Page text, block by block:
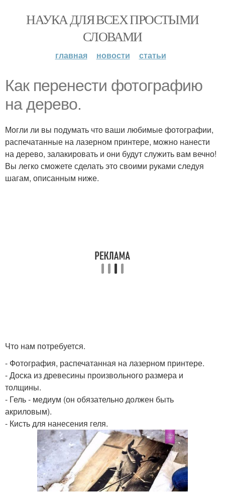
НАУКА ДЛЯ ВСЕХ ПРОСТЫМИ
СЛОВАМИ
главная новости статьи
Как перенести фотографию
на дерево.
Могли ли вы подумать что ваши любимые фотографии,
распечатанные на лазерном принтере, можно нанести
на дерево, залакировать и они будут служить вам вечно!
Вы легко сможете сделать это своими руками следуя
шагам, описанным ниже.
Что нам потребуется.
- Фотография, распечатанная на лазерном принтере.
- Доска из древесины произвольного размера и
толщины.
- Гель - медиум (он обязательно должен быть
акриловым).
- Кисть для нанесения геля.